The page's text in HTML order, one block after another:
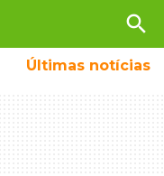
search
Últimas notícias